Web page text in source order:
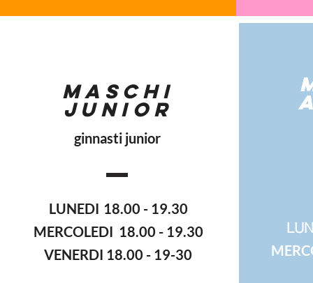
MASCHI
JUNIOR
ginnasti junior
LUNEDI 18.00 - 19.30
MERCOLEDI 18.00 - 19.30
VENERDI 18.00 - 19-30